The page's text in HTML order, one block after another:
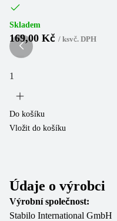
Skladem
169,00 Kč / ksvč. DPH
Do košíku
Vložit do košíku
Údaje o výrobci
Výrobní společnost:
Stabilo International GmbH